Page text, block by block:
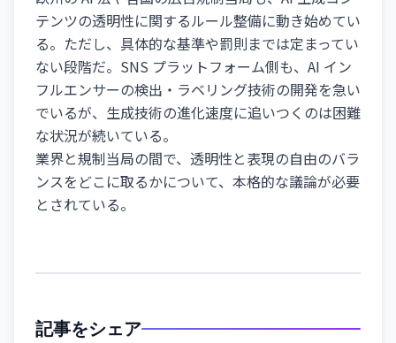
テンツの透明性に関するルール整備に動き始めてい
る。ただし、具体的な基準や罰則までは定まってい
ない段階だ。SNS プラットフォーム側も、AI イン
フルエンサーの検出・ラベリング技術の開発を急い
でいるが、生成技術の進化速度に追いつくのは困難
な状況が続いている。
業界と規制当局の間で、透明性と表現の自由のバラ
ンスをどこに取るかについて、本格的な議論が必要
とされている。
記事をシェア